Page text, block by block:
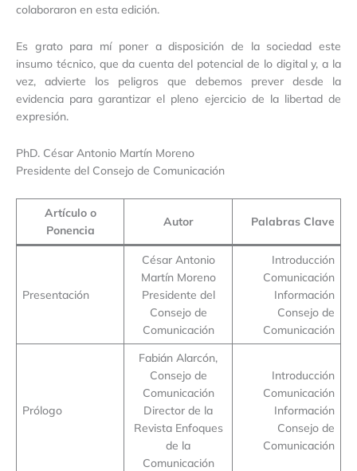
colaboraron en esta edición.
Es grato para mí poner a disposición de la sociedad este
insumo técnico, que da cuenta del potencial de lo digital y, a la
vez, advierte los peligros que debemos prever desde la
evidencia para garantizar el pleno ejercicio de la libertad de
expresión.
PhD. César Antonio Martín Moreno
Presidente del Consejo de Comunicación
Artículo o
Ponencia
Autor Palabras Clave
Presentación
César Antonio
Martín Moreno
Presidente del
Consejo de
Comunicación
Introducción
Comunicación
Información
Consejo de
Comunicación
Prólogo
Fabián Alarcón,
Consejo de
Comunicación
Director de la
Revista Enfoques
de la
Comunicación
Introducción
Comunicación
Información
Consejo de
Comunicación